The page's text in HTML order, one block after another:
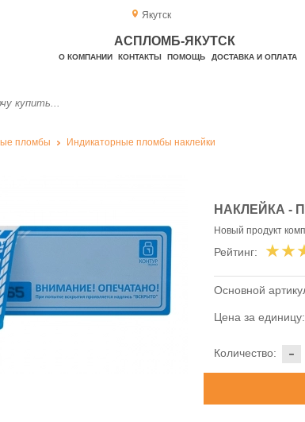
Якутск
АСПЛОМБ-ЯКУТСК
О КОМПАНИИ КОНТАКТЫ ПОМОЩЬ ДОСТАВКА И ОПЛАТА
пломбы Индикаторные пломбы наклейки
НАКЛЕЙКА -
Новый продукт
Рейтинг:
Основной
Цена за единицу:
-
Количество: